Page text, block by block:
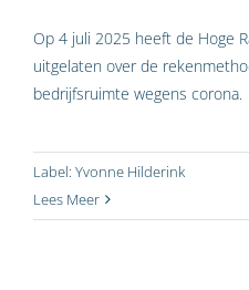
Op 4 juli 2025 heeft de Hoge
uitgelaten over de
bedrijfsruimte wegens corona.
Label: Yvonne Hilderink
Lees Meer